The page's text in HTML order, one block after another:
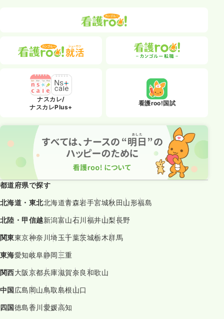
ナスカレ/
ナスカレPlus+
看護roo!国試
都道府県で探す
北海道・東北北海道青森岩手宮城秋田山形福島
北陸・甲信越新潟富山石川福井山梨長野
関東東京神奈川埼玉千葉茨城栃木群馬
東海愛知岐阜静岡三重
関西大阪京都兵庫滋賀奈良和歌山
中国広島岡山鳥取島根山口
四国徳島香川愛媛高知